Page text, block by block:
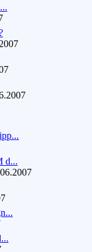
d...